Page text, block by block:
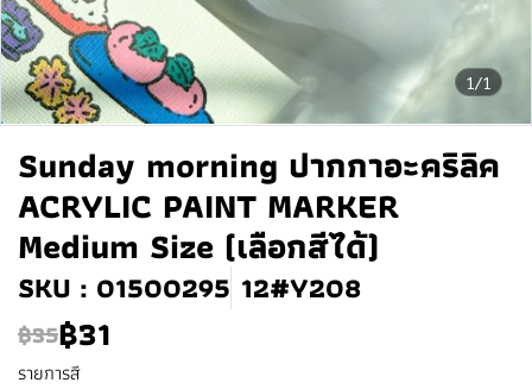
1/1
Sunday morning ปากกาอะคริลิค
ACRYLIC PAINT MARKER
Medium Size (เลือกสีได้)
SKU : 01500295 12#Y208
฿35฿31
รายการสี